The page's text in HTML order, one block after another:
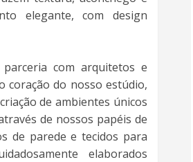
elegante, com design
parceria com arquitetos e
coração do nosso estúdio,
de ambientes únicos
de nossos papéis de
de parede e tecidos para
elaborados